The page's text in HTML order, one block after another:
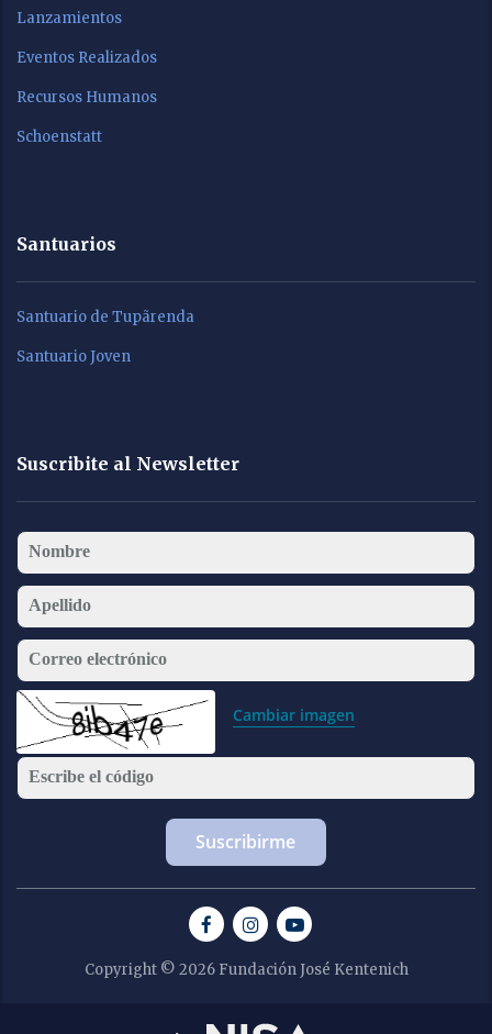
Lanzamientos
Eventos Realizados
Recursos Humanos
Schoenstatt
Santuarios
Santuario de Tupãrenda
Santuario Joven
Suscribite al Newsletter
Nombre
Apellido
Correo electrónico
Cambiar imagen
Escribe el código
Copyright © 2026 Fundación José Kentenich